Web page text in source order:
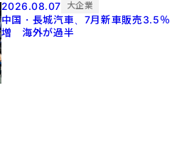
2026.08.07 大企業
中国・長城汽車、7月新車販売3.5％
増 海外が過半